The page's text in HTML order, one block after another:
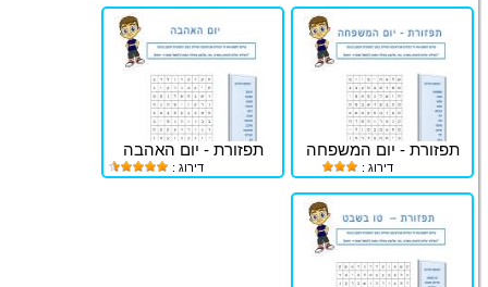
תפזורת - יום המשפחה
דירוג :
תפזורת - יום האהבה
דירוג :